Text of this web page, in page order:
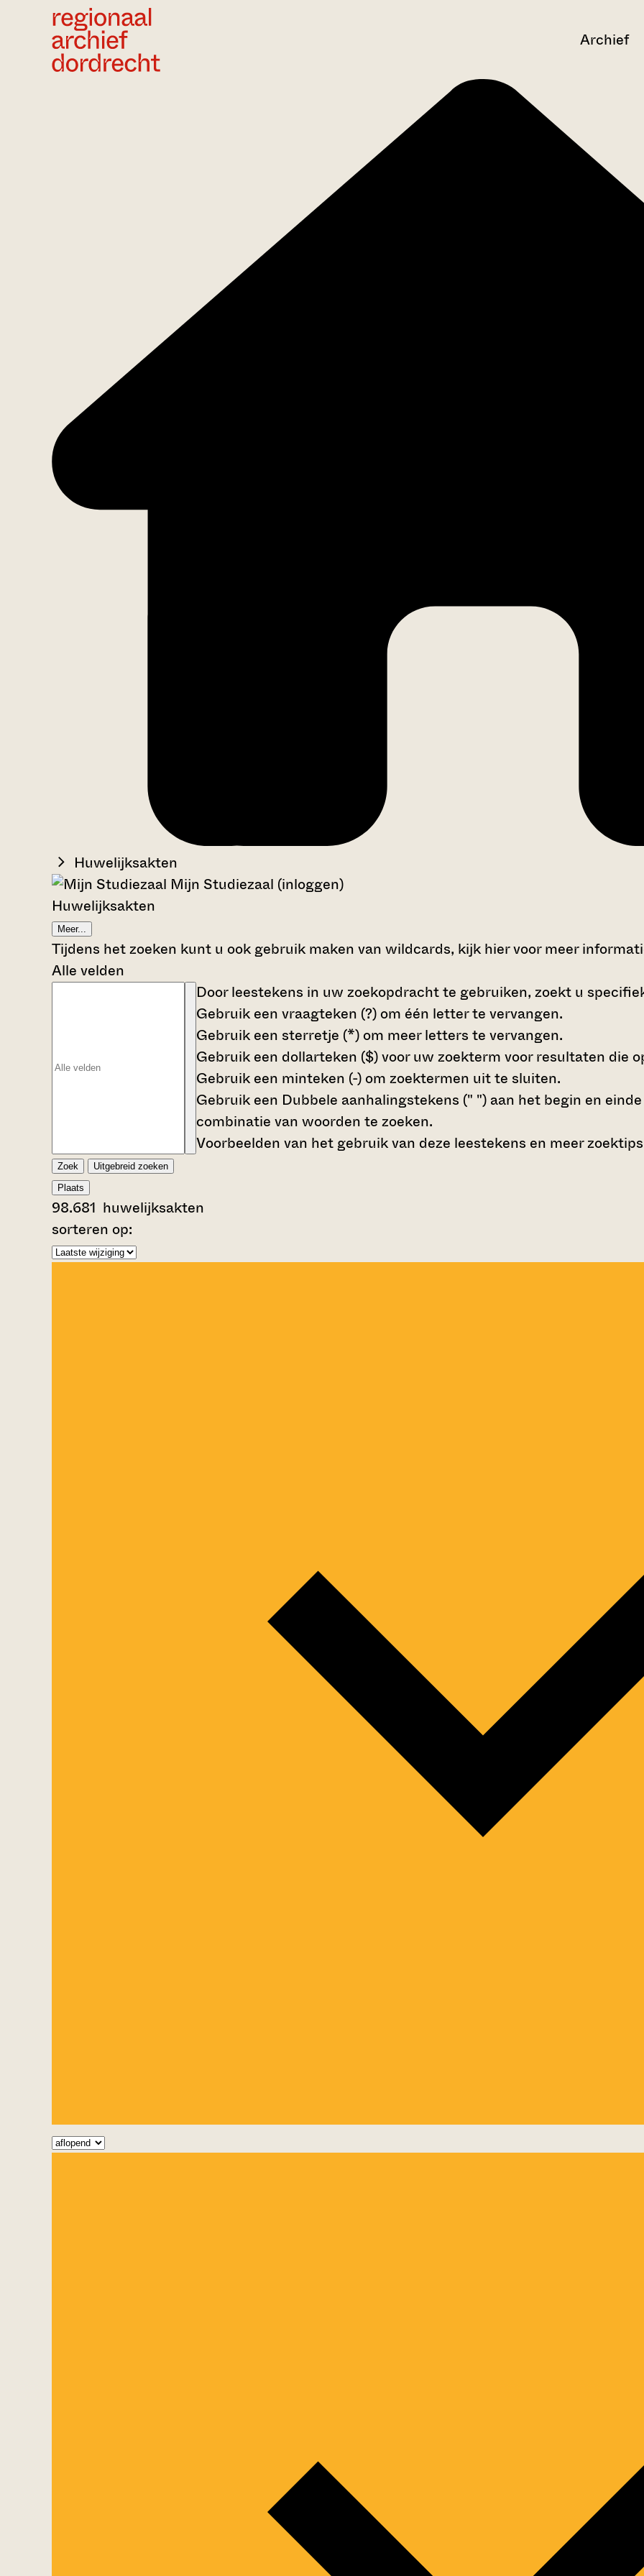
Archief
Huwelijksakten
Mijn Studiezaal (inloggen)
Huwelijksakten
Meer...
Tijdens het zoeken kunt u ook gebruik maken van wildcards, kijk hier voor meer
Alle velden
Door leestekens in uw zoekopdracht te gebruiken, zoekt u
Gebruik een vraagteken (?) om één letter te vervangen.
Gebruik een sterretje (*) om meer letters te vervangen.
Gebruik een dollarteken ($)voor uw zoekterm voor resultaten die
Gebruik een minteken (-) om zoektermen uit te sluiten.
Gebruik een Dubbele aanhalingstekens (" ") aan het begin en
combinatie van woorden te zoeken.
Voorbeelden van het gebruik van deze leestekens en meer
Zoek
Uitgebreid zoeken
Plaats
98.681 huwelijksakten
sorteren op: